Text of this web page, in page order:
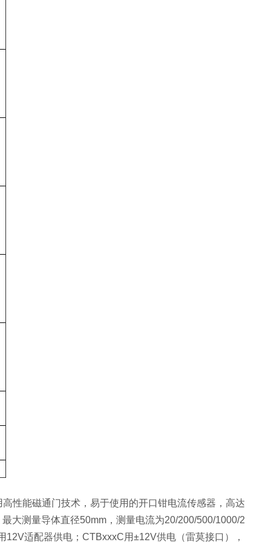
能磁通门技术，易于使用的开口钳电流传感器，高达
大测量导体直径50mm，测量电流为20/200/500/1000/2
适配器供电；CTBxxxC用±12V供电（雷莫接口），